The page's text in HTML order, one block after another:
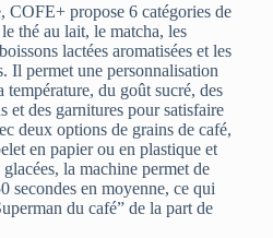
COFE+ propose 6 catégories de
thé au lait, le matcha, les
lactées aromatisées et les
Il permet une personnalisation
du goût sucré, des
et des garnitures pour satisfaire
deux options de grains de café,
en papier ou en plastique et
la machine permet de
secondes en moyenne, ce qui
du café” de la part de